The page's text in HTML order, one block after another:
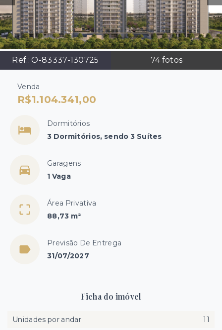
Ref.:O-83337-130725 74fotos
Venda
R$1.104.341,00
Dormitórios
3 Dormitórios, sendo 3 Suítes
Garagens
1 Vaga
Área Privativa
88,73 m²
Previsão De Entrega
31/07/2027
Ficha do imóvel
Unidades por andar
11